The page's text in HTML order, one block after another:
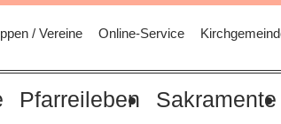
/ Vereine Online-Service
Pfarreileben Sakramente